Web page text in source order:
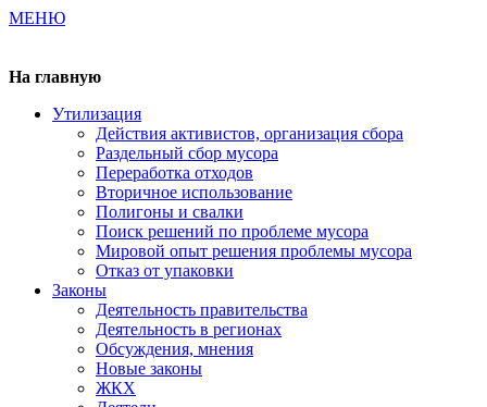
МЕНЮ
На главную
Утилизация
Действия активистов, организация сбора
Раздельный сбор мусора
Переработка отходов
Вторичное использование
Полигоны и свалки
Поиск решений по проблеме мусора
Мировой опыт решения проблемы мусора
Отказ от упаковки
Законы
Деятельность правительства
Деятельность в регионах
Обсуждения, мнения
Новые законы
ЖКХ